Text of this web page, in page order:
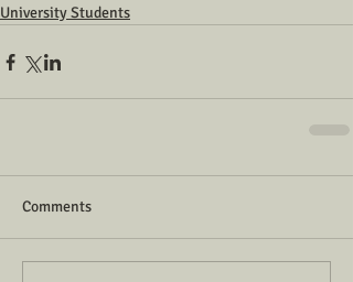
University Students
Comments